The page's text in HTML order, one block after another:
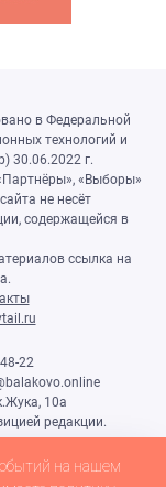
в Федеральной
технологий и
30.06.2022 г.
«Выборы»
не несёт
содержащейся в
ссылка на
22
10а
редакции.
18+
на нашем